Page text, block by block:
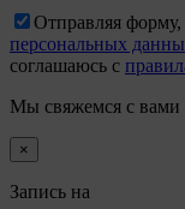
Отправляя форму,
персональных
соглашаюсь с
Мы свяжемся с вами
×
Запись на